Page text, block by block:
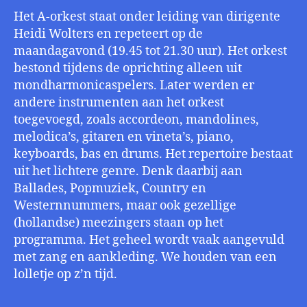
Het A-orkest staat onder leiding van dirigente
Heidi Wolters en repeteert op de
maandagavond (19.45 tot 21.30 uur). Het orkest
bestond tijdens de oprichting alleen uit
mondharmonicaspelers. Later werden er
andere instrumenten aan het orkest
toegevoegd, zoals accordeon, mandolines,
melodica’s, gitaren en vineta’s, piano,
keyboards, bas en drums. Het repertoire bestaat
uit het lichtere genre. Denk daarbij aan
Ballades, Popmuziek, Country en
Westernnummers, maar ook gezellige
(hollandse) meezingers staan op het
programma. Het geheel wordt vaak aangevuld
met zang en aankleding. We houden van een
lolletje op z’n tijd.